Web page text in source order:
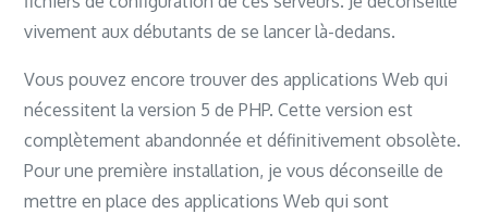
vivement aux débutants de se lancer là-dedans.
Vous pouvez encore trouver des applications Web qui
nécessitent la version 5 de PHP. Cette version est
complètement abandonnée et définitivement obsolète.
Pour une première installation, je vous déconseille de
mettre en place des applications Web qui sont